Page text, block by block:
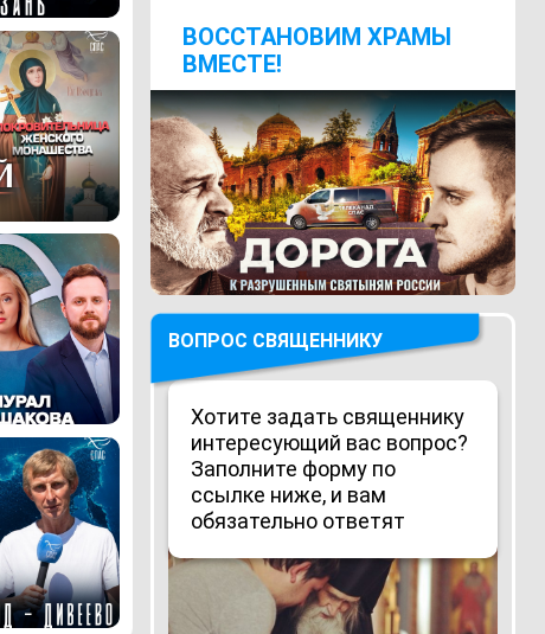
ВОCСТАНОВИМ ХРАМЫ
ВМЕСТЕ!
ВОПРОС СВЯЩЕННИКУ
Хотите задать священнику
интересующий вас вопрос?
Заполните форму по
ссылке ниже, и вам
обязательно ответят